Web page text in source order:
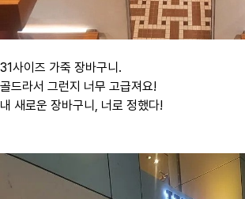
31사이즈 가죽 장바구니.
골드라서 그런지 너무 고급져요!
내 새로운 장바구니, 너로 정했다!